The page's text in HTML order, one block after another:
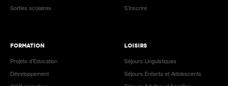
Sorties scolaires
S’inscrire
FORMATION
Projets d’Education
Développement
LOISIRS
Séjours Linguistiques
Séjours Enfants et Adolescents